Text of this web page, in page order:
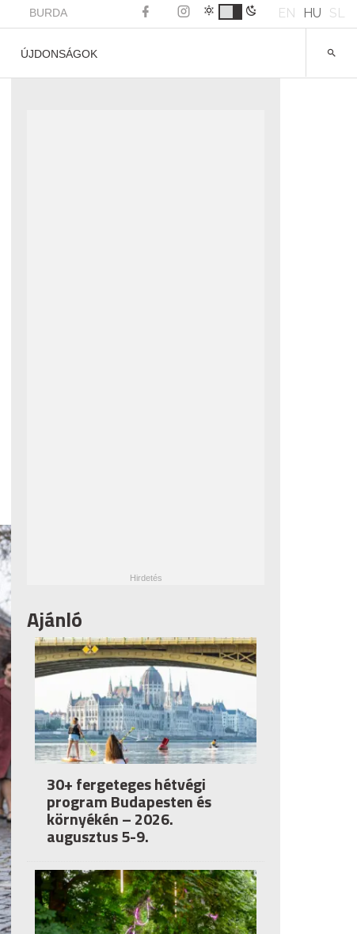
BURDA EN HU SL
ÚJDONSÁGOK
Ajánló
30+ fergeteges hétvégi
program Budapesten és
környékén – 2026.
augusztus 5-9.